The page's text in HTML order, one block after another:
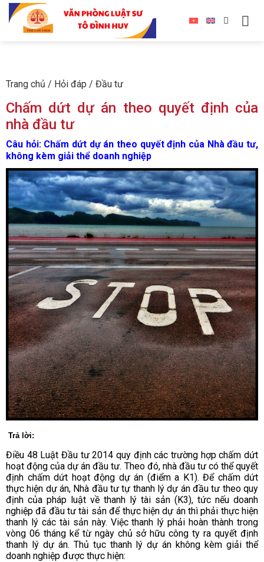
Trang chủ / Hỏi đáp / Đầu tư
Chấm dứt dự án theo quyết định của
nhà đầu tư
Câu hỏi: Chấm dứt dự án theo quyết định của Nhà đầu tư,
không kèm giải thể doanh nghiệp
Trả lời:
Điều 48 Luật Đầu tư 2014 quy định các trường hợpchấm dứt
hoạt động của dự án đầu tư. Theo đó, nhà đầu tư có thể quyết
định chấm dứt hoạt động dự án (điểm a K1). Để chấm dứt
thực hiện dự án, Nhà đầu tư tự thanh lý dự án đầu tư theo quy
định của pháp luật về thanh lý tài sản (K3), tức nếu doanh
nghiệp đã đầu tư tài sản để thực hiện dự án thì phải thực hiện
thanh lý các tài sản này. Việc thanh lý phải hoàn thành trong
vòng 06 tháng kể từ ngày chủ sở hữu công ty ra quyết định
thanh lý dự án. Thủ tục thanh lý dự án không kèm giải thể
doanh nghiệp được thực hiện: